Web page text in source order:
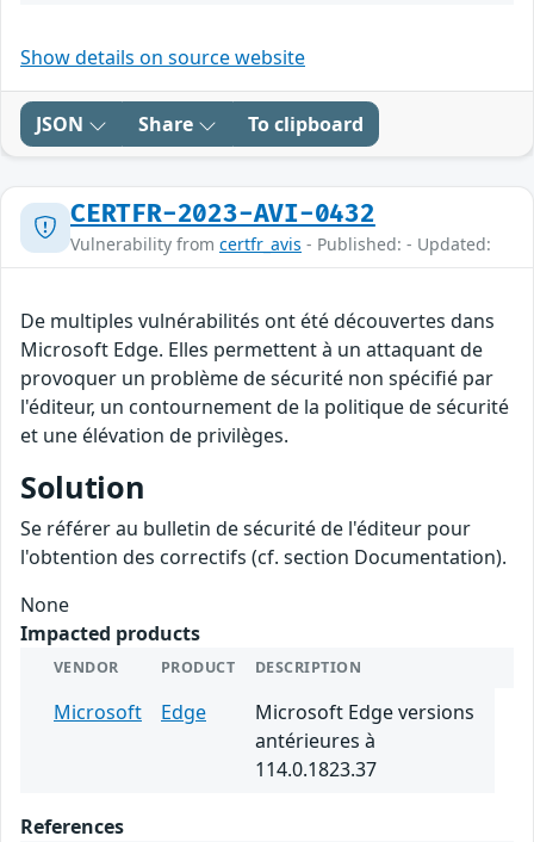
Show details on source website
JSON Share To clipboard
CERTFR-2023-AVI-0432
Vulnerability from certfr_avis - Published: - Updated:
De multiples vulnérabilités ont été découvertes dans
Microsoft Edge. Elles permettent à un attaquant de
provoquer un problème de sécurité non spécifié par
l'éditeur, un contournement de la politique de sécurité
et une élévation de privilèges.
Solution
Se référer au bulletin de sécurité de l'éditeur pour
l'obtention des correctifs (cf. section Documentation).
None
Impacted products
VENDOR PRODUCT DESCRIPTION
Microsoft Edge
Microsoft Edge versions
antérieures à
114.0.1823.37
References